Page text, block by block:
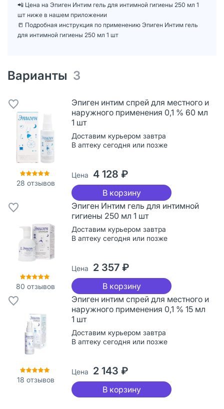
📲 Цена на Эпиген Интим гель для интимной гигиены 250 мл 1
шт ниже в нашем приложении
📒 Подробная инструкция по применению Эпиген Интим гель
для интимной гигиены 250 мл 1 шт
Варианты 3
28 отзывов
Эпиген интим спрей для местного и
наружного применения 0,1 % 60 мл
1 шт
Доставим курьером завтра
В аптеку сегодня или позже
Цена 4 128 ₽
В корзину
80 отзывов
Эпиген Интим гель для интимной
гигиены 250 мл 1 шт
Доставим курьером завтра
В аптеку сегодня или позже
Цена 2 357 ₽
В корзину
18 отзывов
Эпиген интим спрей для местного и
наружного применения 0,1 % 15 мл
1 шт
Доставим курьером завтра
В аптеку сегодня или позже
Цена 2 143 ₽
В корзину